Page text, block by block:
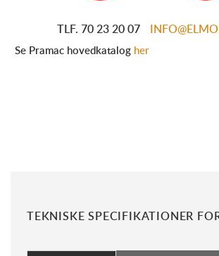
TLF. 70 23 20 07
Se Pramac hovedkatalog her
TEKNISKE SPECIFIKATIONER